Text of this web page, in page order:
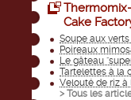
Cake
Soupe aux verts
Poireaux
Le gâteau
Tartelettes à la
Velouté de riz à
> Tous les